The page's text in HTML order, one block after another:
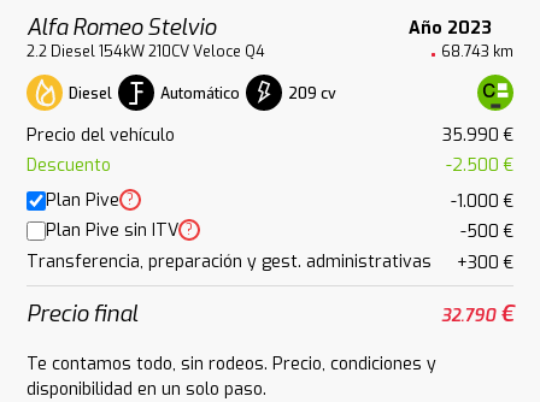
Alfa Romeo Stelvio Año 2023
2.2 Diesel 154kW 210CV Veloce Q4 68.743 km
Diesel Automático 209 cv
Precio del vehículo
35.990 €
Descuento
-2.500 €
Plan Pive ?
-1.000 €
Plan Pive sin ITV ?
-500 €
Transferencia, preparación y gest. administrativas
+300 €
Precio final 32.790€
Te contamos todo, sin rodeos. Precio, condiciones y
disponibilidad en un solo paso.